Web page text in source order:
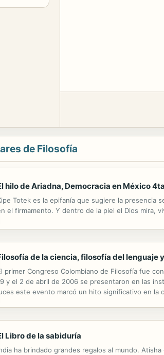
de Filosofía
hilo de Ariadna, Democracia en México
Totek es la epifanía que sugiere la presencia
el firmamento. Y dentro de la piel el Dios mira,
de la ciencia, filosofía del lenguaje
primer Congreso Colombiano de Filosofía fue
y el 2 de abril de 2006 se presentaron en las
este evento marcó un hito significativo en la
Libro de la sabiduría
ha brindado grandes regalos al mundo.